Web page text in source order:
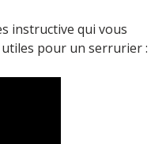
instructive qui vous
pour un serrurier :